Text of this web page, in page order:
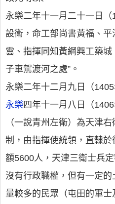
永樂二年十一月二十一日
設衛，命工部尚書黃福、
雲、指揮同知黃綱興工築城
子車駕渡河之處”。
永樂二年十二月九日（
永樂 四年十一月八日（
（一說青州左衛）為天津
制，由指揮使統領，直隸於
額5600人，天津三衛士兵
沒有行政職權，但有一定
量較多的民眾（屯田的軍